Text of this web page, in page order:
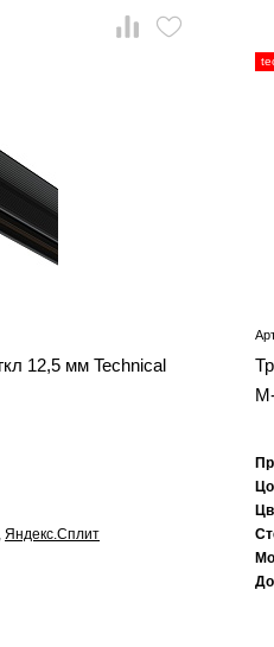
12,5 мм Technical
Яндекс.Сплит